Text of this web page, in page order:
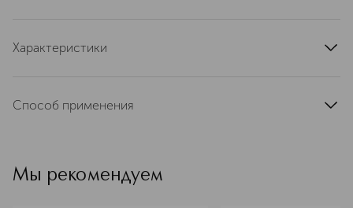
Характеристики
тип кожи
эффект
артикул
Способ применения
Мы рекомендуем